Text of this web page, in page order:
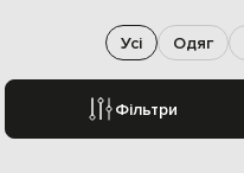
Фільтри
Усі Одяг